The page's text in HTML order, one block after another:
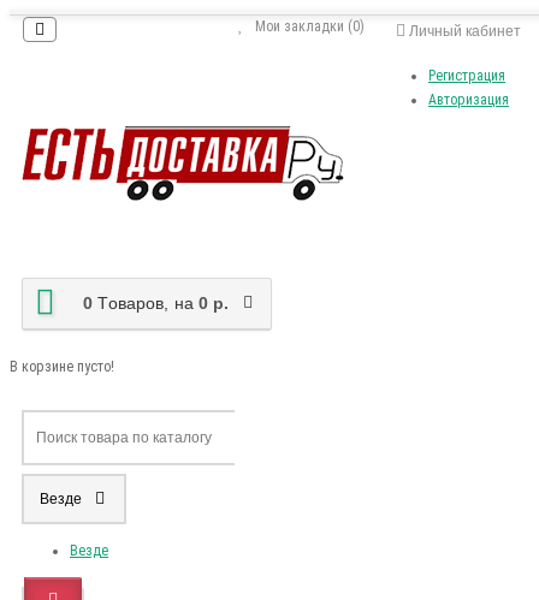
Личный кабинет
Регистрация
Авторизация
Мои закладки (0)
0 Tоваров, на 0 р.
В корзине пусто!
Везде
Везде